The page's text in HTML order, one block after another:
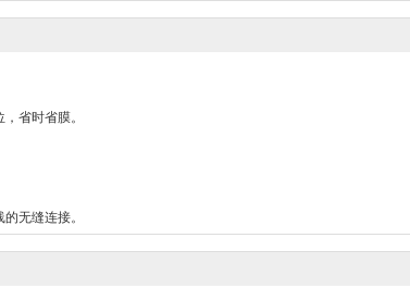
省时省膜。
无缝连接。